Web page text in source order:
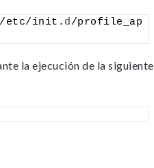
etc/init. d/profile_ap
la ejecución de la siguiente